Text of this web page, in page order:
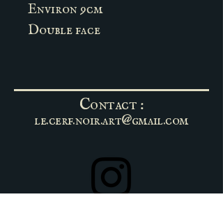
Environ 9cm
Double face
Contact :
le.cerf.noir.art@gmail.com